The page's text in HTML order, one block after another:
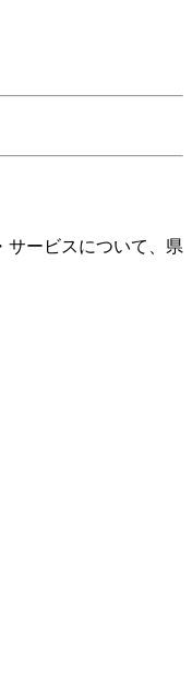
サービスについて、県